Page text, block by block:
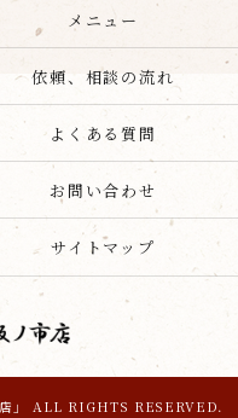
メニュー
依頼、相談の流れ
よくある質問
お問い合わせ
サイトマップ
」 ALL RIGHTS RESERVED.